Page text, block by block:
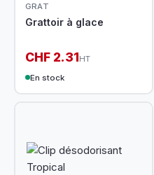
GRAT
Grattoir à glace
CHF 2.31HT
En stock